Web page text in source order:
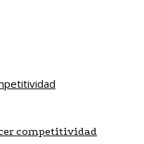
competitividad